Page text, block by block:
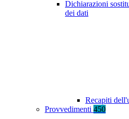
Dichiarazioni
dei dati
Recapiti
Provvedimenti 450